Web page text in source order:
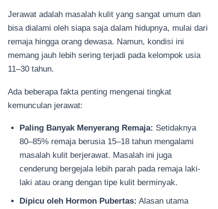
Jerawat adalah masalah kulit yang sangat umum dan
bisa dialami oleh siapa saja dalam hidupnya, mulai dari
remaja hingga orang dewasa. Namun, kondisi ini
memang jauh lebih sering terjadi pada kelompok usia
11–30 tahun.
Ada beberapa fakta penting mengenai tingkat
kemunculan jerawat:
Paling Banyak Menyerang Remaja: Setidaknya
80–85% remaja berusia 15–18 tahun mengalami
masalah kulit berjerawat. Masalah ini juga
cenderung bergejala lebih parah pada remaja laki-
laki atau orang dengan tipe kulit berminyak.
Dipicu oleh Hormon Pubertas: Alasan utama